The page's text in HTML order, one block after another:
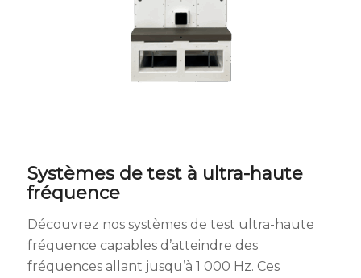
Systèmes de test à ultra-haute
fréquence
Découvrez nos systèmes de test ultra-haute
fréquence capables d’atteindre des
fréquences allant jusqu’à 1 000 Hz. Ces